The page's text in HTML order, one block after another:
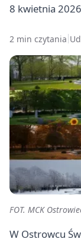
8 kwietnia 2026
2 min czytania
FOT. MCK
W Ostrowcu